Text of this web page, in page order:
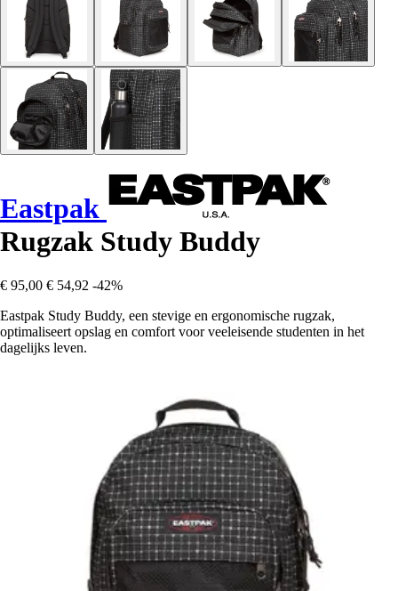
Eastpak
Rugzak Study Buddy
€ 95,00 € 54,92 -42%
Eastpak Study Buddy, een stevige en ergonomische rugzak,
optimaliseert opslag en comfort voor veeleisende studenten in het
dagelijks leven.